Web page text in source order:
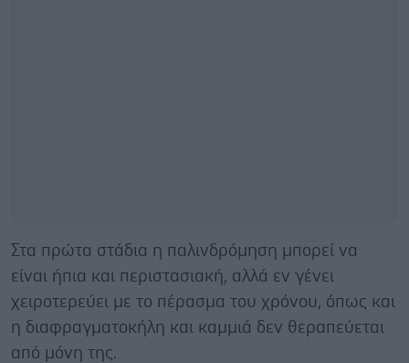
Στα πρώτα στάδια η παλινδρόμηση μπορεί να
είναι ήπια και περιστασιακή, αλλά εν γένει
χειροτερεύει με το πέρασμα του χρόνου, όπως και
η διαφραγματοκήλη και καμμιά δεν θεραπεύεται
από μόνη της.